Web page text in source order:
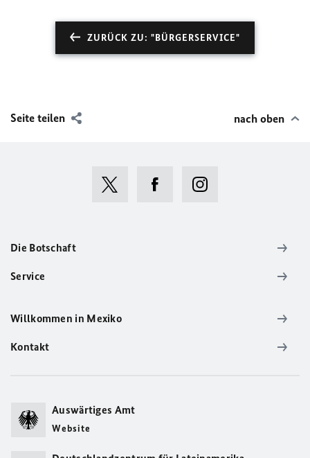
ZURÜCK ZU: "BÜRGERSERVICE"
Seite teilen nach oben
Die Botschaft
Service
Willkommen in Mexiko
Kontakt
Auswärtiges Amt
Website